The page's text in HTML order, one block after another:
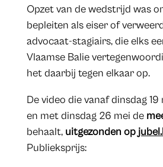
Opzet van de wedstrijd was
bepleiten als eiser of
advocaat-stagiairs, die elks
Vlaamse Balie
het daarbij tegen elkaar op.
De video die vanaf dinsdag
en met dinsdag 26 mei de
behaalt, uitgezonden op
Publieksprijs: